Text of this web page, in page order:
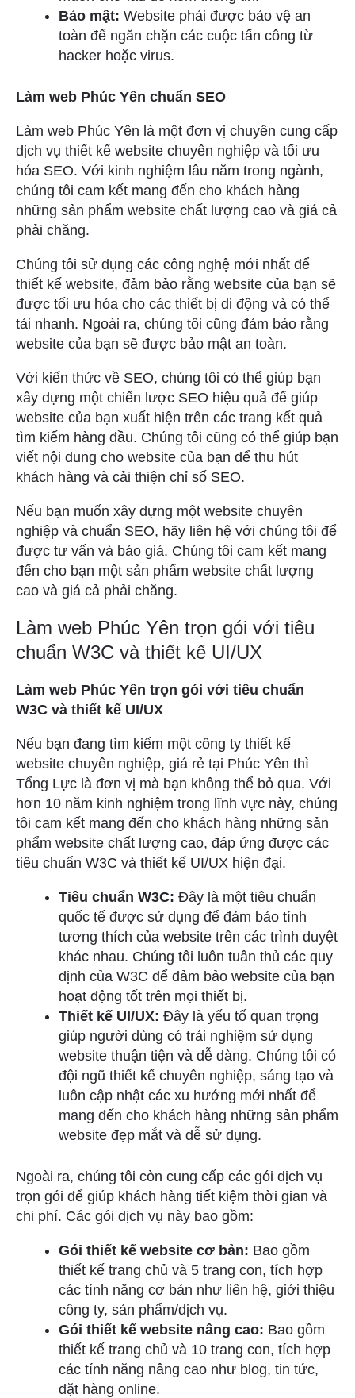
Bảo mật: Website phải được bảo vệ an
toàn để ngăn chặn các cuộc tấn công từ
hacker hoặc virus.
Làm web Phúc Yên chuẩn SEO
Làm web Phúc Yên là một đơn vị chuyên cung cấp
dịch vụ thiết kế website chuyên nghiệp và tối ưu
hóa SEO. Với kinh nghiệm lâu năm trong ngành,
chúng tôi cam kết mang đến cho khách hàng
những sản phẩm website chất lượng cao và giá cả
phải chăng.
Chúng tôi sử dụng các công nghệ mới nhất để
thiết kế website, đảm bảo rằng website của bạn sẽ
được tối ưu hóa cho các thiết bị di động và có thể
tải nhanh. Ngoài ra, chúng tôi cũng đảm bảo rằng
website của bạn sẽ được bảo mật an toàn.
Với kiến thức về SEO, chúng tôi có thể giúp bạn
xây dựng một chiến lược SEO hiệu quả để giúp
website của bạn xuất hiện trên các trang kết quả
tìm kiếm hàng đầu. Chúng tôi cũng có thể giúp bạn
viết nội dung cho website của bạn để thu hút
khách hàng và cải thiện chỉ số SEO.
Nếu bạn muốn xây dựng một website chuyên
nghiệp và chuẩn SEO, hãy liên hệ với chúng tôi để
được tư vấn và báo giá. Chúng tôi cam kết mang
đến cho bạn một sản phẩm website chất lượng
cao và giá cả phải chăng.
Làm web Phúc Yên trọn gói với tiêu
chuẩn W3C và thiết kế UI/UX
Làm web Phúc Yên trọn gói với tiêu chuẩn
W3C và thiết kế UI/UX
Nếu bạn đang tìm kiếm một công ty thiết kế
website chuyên nghiệp, giá rẻ tại Phúc Yên thì
Tổng Lực là đơn vị mà bạn không thể bỏ qua. Với
hơn 10 năm kinh nghiệm trong lĩnh vực này, chúng
tôi cam kết mang đến cho khách hàng những sản
phẩm website chất lượng cao, đáp ứng được các
tiêu chuẩn W3C và thiết kế UI/UX hiện đại.
Tiêu chuẩn W3C: Đây là một tiêu chuẩn
quốc tế được sử dụng để đảm bảo tính
tương thích của website trên các trình duyệt
khác nhau. Chúng tôi luôn tuân thủ các quy
định của W3C để đảm bảo website của bạn
hoạt động tốt trên mọi thiết bị.
Thiết kế UI/UX: Đây là yếu tố quan trọng
giúp người dùng có trải nghiệm sử dụng
website thuận tiện và dễ dàng. Chúng tôi có
đội ngũ thiết kế chuyên nghiệp, sáng tạo và
luôn cập nhật các xu hướng mới nhất để
mang đến cho khách hàng những sản phẩm
website đẹp mắt và dễ sử dụng.
Ngoài ra, chúng tôi còn cung cấp các gói dịch vụ
trọn gói để giúp khách hàng tiết kiệm thời gian và
chi phí. Các gói dịch vụ này bao gồm:
Gói thiết kế website cơ bản: Bao gồm
thiết kế trang chủ và 5 trang con, tích hợp
các tính năng cơ bản như liên hệ, giới thiệu
công ty, sản phẩm/dịch vụ.
Gói thiết kế website nâng cao: Bao gồm
thiết kế trang chủ và 10 trang con, tích hợp
các tính năng nâng cao như blog, tin tức,
đặt hàng online.